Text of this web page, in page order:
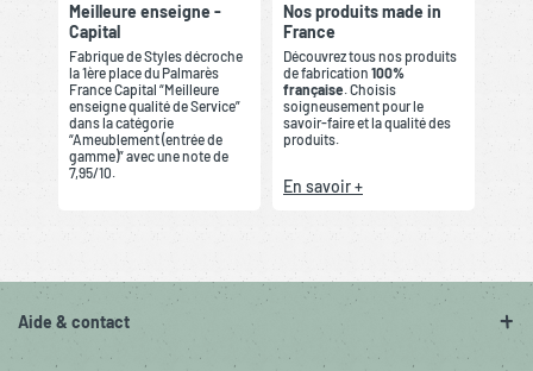
Meilleure enseigne -
Capital
Fabrique de Styles décroche
la 1ère place du Palmarès
France Capital “Meilleure
enseigne qualité de Service”
dans la catégorie
“Ameublement (entrée de
gamme)” avec une note de
7,95/10.
Nos produits made in
France
Découvrez tous nos produits
de fabrication 100%
française. Choisis
soigneusement pour le
savoir-faire et la qualité des
produits.
En savoir +
Aide & contact